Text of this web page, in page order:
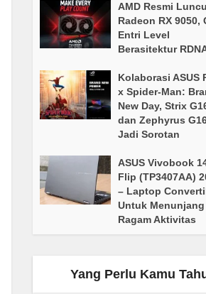
AMD Resmi
Radeon RX 9050,
Entri Level
Berasitektur
Kolaborasi ASUS
x Spider-Man:
New Day, Strix
dan Zephyrus
Jadi Sorotan
ASUS Vivobook
Flip (TP3407AA)
– Laptop
Untuk Menunjang
Ragam Aktivitas
Yang Perlu Kamu